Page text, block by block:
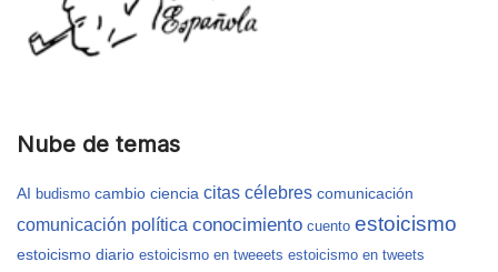
Nube de temas
AI budismo cambio ciencia citas célebres comunicación
comunicación política conocimiento cuento estoicismo
estoicismo diario estoicismo en tweeets estoicismo en tweets